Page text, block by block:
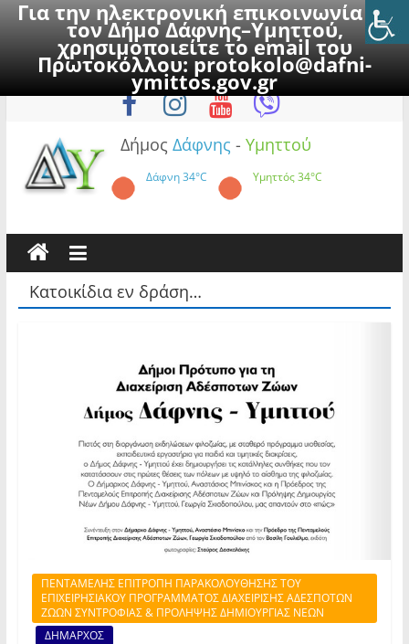
Για την ηλεκτρονική επικοινωνία με
τον Δήμο Δάφνης–Υμηττού,
χρησιμοποιείτε το email του
Πρωτοκόλλου:protokolo@dafni-
ymittos.gov.gr
to
Παρασκευή, 7 Αυγούστου 2026
Δήμος Δάφνης - Υμηττού
Δάφνη34°C Υμηττός34°C
Κατοικίδια εν δράση…
ΠΕΝΤΑΜΕΛΗΣ ΕΠΙΤΡΟΠΗ ΠΑΡΑΚΟΛΟΥΘΗΣΗΣ ΤΟΥ
ΕΠΙΧΕΙΡΗΣΙΑΚΟΥ ΠΡΟΓΡΑΜΜΑΤΟΣ ΔΙΑΧΕΙΡΙΣΗΣ ΑΔΕΣΠΟΤΩΝ
ΖΩΩΝ ΣΥΝΤΡΟΦΙΑΣ & ΠΡΟΛΗΨΗΣ ΔΗΜΙΟΥΡΓΙΑΣ ΝΕΩΝ
ΔΗΜΑΡΧΟΣ